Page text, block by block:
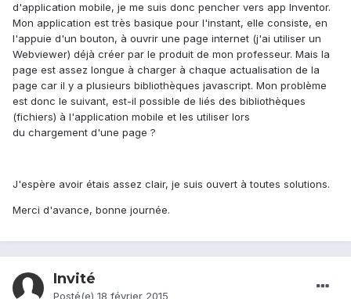
d'application mobile, je me suis donc pencher vers app Inventor.
Mon application est très basique pour l'instant, elle consiste, en
l'appuie d'un bouton, à ouvrir une page internet (j'ai utiliser un
Webviewer) déjà créer par le produit de mon professeur. Mais la
page est assez longue à charger à chaque actualisation de la
page car il y a plusieurs bibliothèques javascript. Mon problème
est donc le suivant, est-il possible de liés des bibliothèques
(fichiers) à l'application mobile et les utiliser lors
du chargement d'une page ?
J'espère avoir étais assez clair, je suis ouvert à toutes solutions.
Merci d'avance, bonne journée.
Invité
Posté(e) 18 février 2015